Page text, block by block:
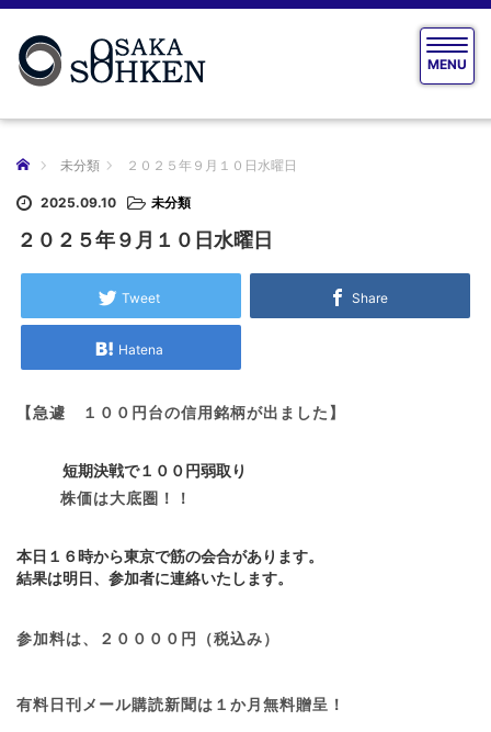
T
o
g
MENU
ホーム 未分類 ２０２５年９月１０日水曜日
2025.09.10 未分類
２０２５年９月１０日水曜日
Tweet Share
Hatena
【急遽 １００円台の信用銘柄が出ました】
短期決戦で１００円弱取り
株価は大底圏！！
本日１６時から東京で筋の会合があります。
結果は明日、参加者に連絡いたします。
参加料は、２００００円（税込み）
有料日刊メール購読新聞は１か月無料贈呈！